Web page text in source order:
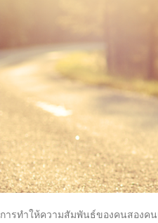
การทำให้ความสัมพันธ์ของคนสองค